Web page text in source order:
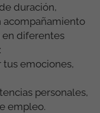
duración,
acompañamiento
en diferentes
tus emociones,
personales,
empleo.